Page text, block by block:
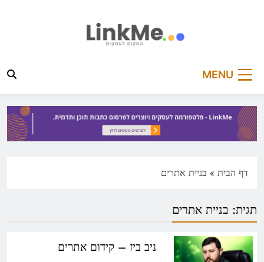
MENU
דף הבית » בניית אתרים
תגית: בניית אתרים
ניב ביז – קידום אתרים